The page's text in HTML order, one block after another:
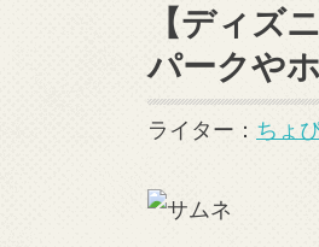
【ディズ
パークや
ライター： ちょ